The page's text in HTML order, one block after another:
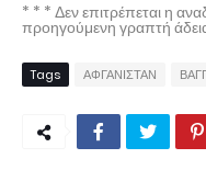
* * * Δεν επιτρέπεται η
προηγούμενη γραπτή
Tags ΑΦΓΑΝΙΣΤΑΝ